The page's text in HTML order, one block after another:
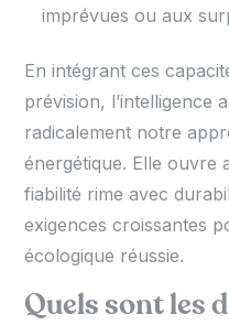
imprévues ou aux
En intégrant ces
prévision, l’intelligence
radicalement notre
énergétique. Elle ouvre
fiabilité rime avec
exigences croissantes
écologique réussie.
Quels sont les